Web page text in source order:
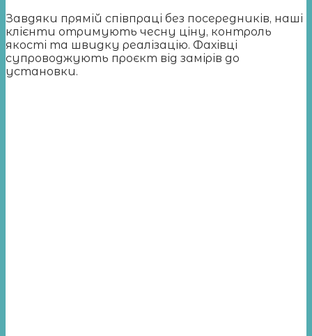
Завдяки прямій співпраці без посередників, наші
клієнти отримують чесну ціну, контроль
якості та швидку реалізацію. Фахівці
супроводжують проєкт від замірів до
установки.